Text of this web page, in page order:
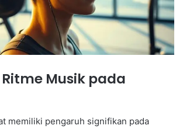
Musik pada
memiliki pengaruh signifikan pada